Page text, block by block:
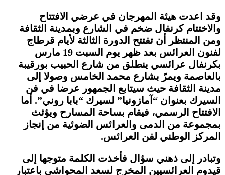
وقد اعدت هيئة المهرجان في عرضي الافتتاح
والاختتام كرنفال ضخم في الشارع وبمدينة الثقافة
ومن المنتظر أن تفتتح الدورة الثالثة لأيام قرطاج
لفنون العرائس بعد ظهر يوم السبت 19 مارس
بكرنفال عرائسي ينطلق من شارع الحبيب بورقيبة
بالعاصمة ويمرّ بشارع محمد الخامس وصولا إلى
مدينة الثقافة حيث سيتابع الجمهور عرضا في فن
السيرك بعنوان “آمازونيا” لسيرك “بابا روني”. أما
الافتتاح الرسمي، فيقام بساحة المسارح ويؤثث
بمجموعة من الدمى والعرائس الضوئية من إنجاز
المركز الوطني لفن العرائس.
وتبادر إلى ذهني سؤال فأخذت الكلمة متوجها إلى
قيدوم العرائسيين المخرج لسعد المحواشي باعتبار